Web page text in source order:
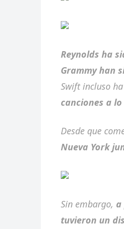
Reynolds ha
Grammy han
Swift incluso
canciones a
Desde que
Nueva York
Sin embargo, a
tuvieron un